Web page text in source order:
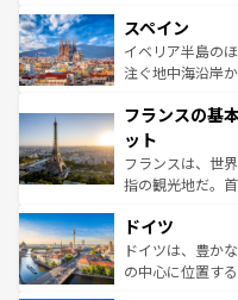
ろん、トスカー
景など、自然景
ピザやパスタな
ませてくれるイ
なお、新着のイタ
しい。
スペイン
イベリア半島の
注ぐ地中海沿岸
文化が根付くこ
れる闘牛、そし
る。首都マドリ
アートに溢れた
せる。地方によ
ンテンツ一覧を
フランスの基
ット
フランスは、世
指の観光地だ。
で、幅広い魅力
聖堂、美しいビ
から魅了する。
ドイツ
ドイツは、豊か
の中心に位置す